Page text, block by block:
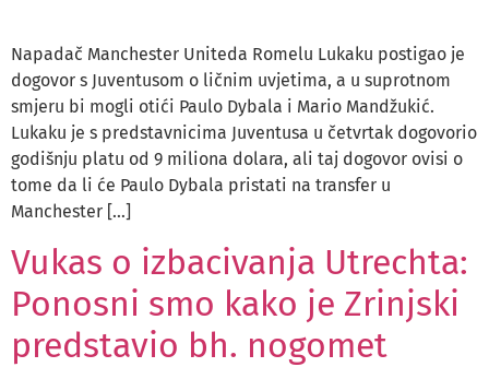
Napadač Manchester Uniteda Romelu Lukaku postigao je
dogovor s Juventusom o ličnim uvjetima, a u suprotnom
smjeru bi mogli otići Paulo Dybala i Mario Mandžukić.
Lukaku je s predstavnicima Juventusa u četvrtak dogovorio
godišnju platu od 9 miliona dolara, ali taj dogovor ovisi o
tome da li će Paulo Dybala pristati na transfer u
Manchester […]
Vukas o izbacivanja Utrechta:
Ponosni smo kako je Zrinjski
predstavio bh. nogomet